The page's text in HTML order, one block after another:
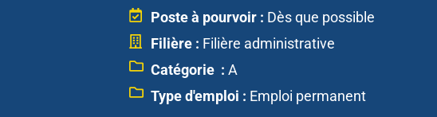
Poste à pourvoir : Dès que possible
Filière : Filière administrative
Catégorie : A
Type d'emploi : Emploi permanent